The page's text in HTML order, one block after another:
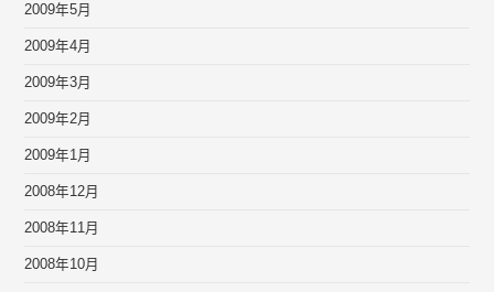
2009年5月
2009年4月
2009年3月
2009年2月
2009年1月
2008年12月
2008年11月
2008年10月